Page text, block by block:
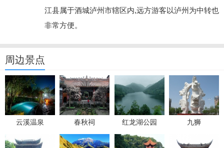
江县属于酒城泸州市辖区内,远方游客以泸州为中转也
非常方便。
周边景点
云溪温泉 春秋祠 红龙湖公园 九狮